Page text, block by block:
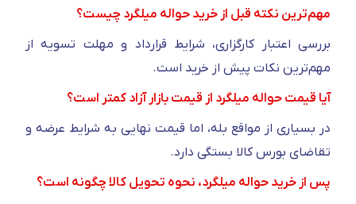
مهم‌ترین نکته قبل از خرید حواله میلگرد چیست؟
بررسی اعتبار کارگزاری، شرایط قرارداد و مهلت تسویه از
مهم‌ترین نکات پیش از خرید است.
آیا قیمت حواله میلگرد از قیمت بازار آزاد کمتر است؟
در بسیاری از مواقع بله، اما قیمت نهایی به شرایط عرضه و
تقاضای بورس کالا بستگی دارد.
پس از خرید حواله میلگرد، نحوه تحویل کالا چگونه است؟